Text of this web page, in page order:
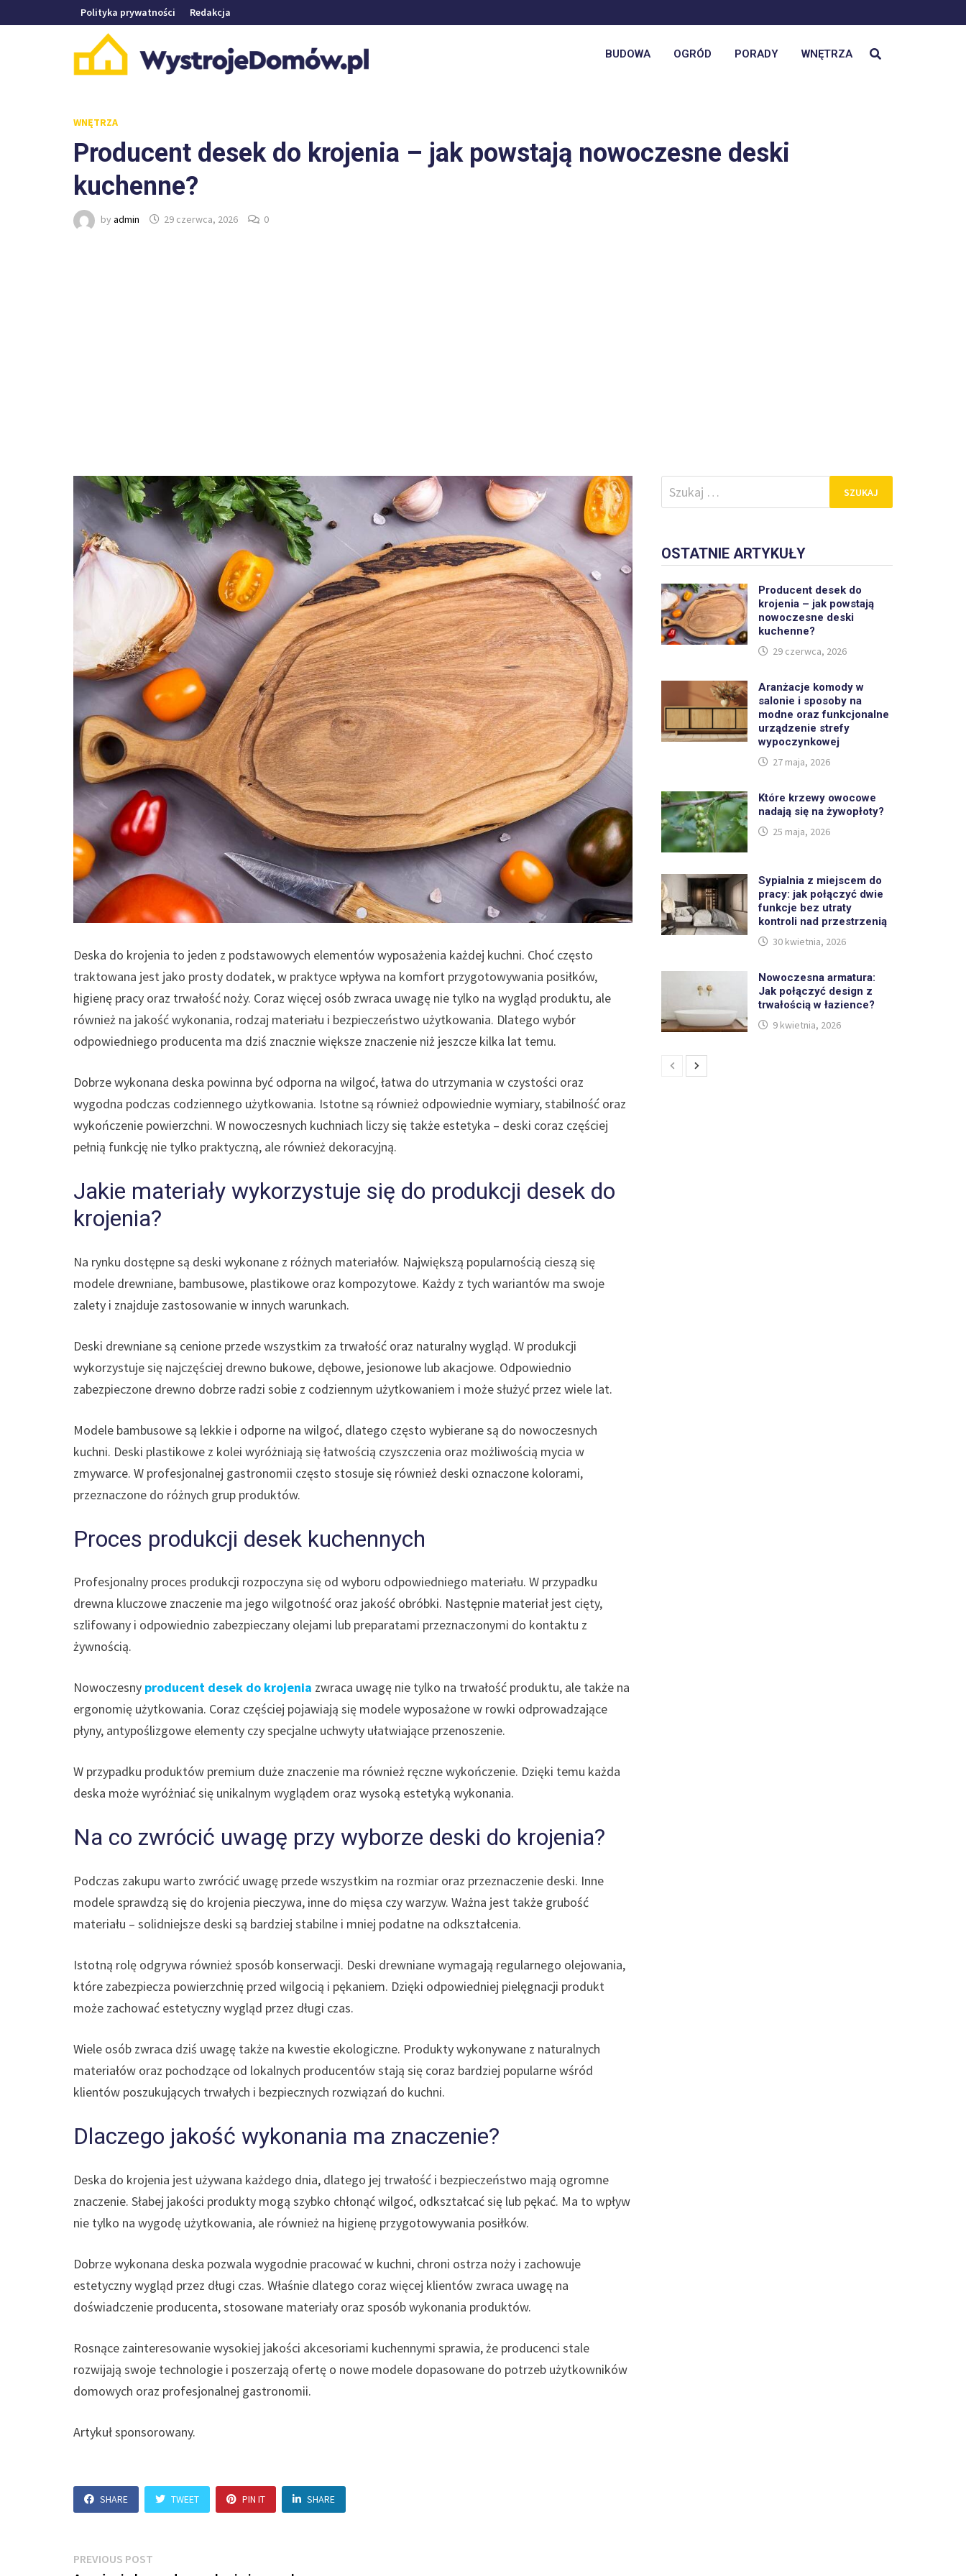
to
Polityka prywatności Redakcja
BUDOWA OGRÓD PORADY WNĘTRZA
WNĘTRZA
Producent desek do krojenia – jak powstają nowoczesne deski
kuchenne?
by admin 29 czerwca, 2026 0
Deska do krojenia to jeden z podstawowych elementów wyposażenia każdej kuchni. Choć często
traktowana jest jako prosty dodatek, w praktyce wpływa na komfort przygotowywania posiłków,
higienę pracy oraz trwałość noży. Coraz więcej osób zwraca uwagę nie tylko na wygląd produktu, ale
również na jakość wykonania, rodzaj materiału i bezpieczeństwo użytkowania. Dlatego wybór
odpowiedniego producenta ma dziś znacznie większe znaczenie niż jeszcze kilka lat temu.
Dobrze wykonana deska powinna być odporna na wilgoć, łatwa do utrzymania w czystości oraz
wygodna podczas codziennego użytkowania. Istotne są również odpowiednie wymiary, stabilność oraz
wykończenie powierzchni. W nowoczesnych kuchniach liczy się także estetyka – deski coraz częściej
pełnią funkcję nie tylko praktyczną, ale również dekoracyjną.
Jakie materiały wykorzystuje się do produkcji desek do
krojenia?
Na rynku dostępne są deski wykonane z różnych materiałów. Największą popularnością cieszą się
modele drewniane, bambusowe, plastikowe oraz kompozytowe. Każdy z tych wariantów ma swoje
zalety i znajduje zastosowanie w innych warunkach.
Deski drewniane są cenione przede wszystkim za trwałość oraz naturalny wygląd. W produkcji
wykorzystuje się najczęściej drewno bukowe, dębowe, jesionowe lub akacjowe. Odpowiednio
zabezpieczone drewno dobrze radzi sobie z codziennym użytkowaniem i może służyć przez wiele lat.
Modele bambusowe są lekkie i odporne na wilgoć, dlatego często wybierane są do nowoczesnych
kuchni. Deski plastikowe z kolei wyróżniają się łatwością czyszczenia oraz możliwością mycia w
zmywarce. W profesjonalnej gastronomii często stosuje się również deski oznaczone kolorami,
przeznaczone do różnych grup produktów.
Proces produkcji desek kuchennych
Profesjonalny proces produkcji rozpoczyna się od wyboru odpowiedniego materiału. W przypadku
drewna kluczowe znaczenie ma jego wilgotność oraz jakość obróbki. Następnie materiał jest cięty,
szlifowany i odpowiednio zabezpieczany olejami lub preparatami przeznaczonymi do kontaktu z
żywnością.
Nowoczesny producent desek do krojenia zwraca uwagę nie tylko na trwałość produktu, ale także na
ergonomię użytkowania. Coraz częściej pojawiają się modele wyposażone w rowki odprowadzające
płyny, antypoślizgowe elementy czy specjalne uchwyty ułatwiające przenoszenie.
W przypadku produktów premium duże znaczenie ma również ręczne wykończenie. Dzięki temu każda
deska może wyróżniać się unikalnym wyglądem oraz wysoką estetyką wykonania.
Na co zwrócić uwagę przy wyborze deski do krojenia?
Podczas zakupu warto zwrócić uwagę przede wszystkim na rozmiar oraz przeznaczenie deski. Inne
modele sprawdzą się do krojenia pieczywa, inne do mięsa czy warzyw. Ważna jest także grubość
materiału – solidniejsze deski są bardziej stabilne i mniej podatne na odkształcenia.
Istotną rolę odgrywa również sposób konserwacji. Deski drewniane wymagają regularnego olejowania,
które zabezpiecza powierzchnię przed wilgocią i pękaniem. Dzięki odpowiedniej pielęgnacji produkt
może zachować estetyczny wygląd przez długi czas.
Wiele osób zwraca dziś uwagę także na kwestie ekologiczne. Produkty wykonywane z naturalnych
materiałów oraz pochodzące od lokalnych producentów stają się coraz bardziej popularne wśród
klientów poszukujących trwałych i bezpiecznych rozwiązań do kuchni.
Dlaczego jakość wykonania ma znaczenie?
Deska do krojenia jest używana każdego dnia, dlatego jej trwałość i bezpieczeństwo mają ogromne
znaczenie. Słabej jakości produkty mogą szybko chłonąć wilgoć, odkształcać się lub pękać. Ma to wpływ
nie tylko na wygodę użytkowania, ale również na higienę przygotowywania posiłków.
Dobrze wykonana deska pozwala wygodnie pracować w kuchni, chroni ostrza noży i zachowuje
estetyczny wygląd przez długi czas. Właśnie dlatego coraz więcej klientów zwraca uwagę na
doświadczenie producenta, stosowane materiały oraz sposób wykonania produktów.
Rosnące zainteresowanie wysokiej jakości akcesoriami kuchennymi sprawia, że producenci stale
rozwijają swoje technologie i poszerzają ofertę o nowe modele dopasowane do potrzeb użytkowników
domowych oraz profesjonalnej gastronomii.
Artykuł sponsorowany.
SHARE TWEET PIN IT SHARE
Nawigacja
PREVIOUS POST
Szukaj:
OSTATNIE ARTYKUŁY
Producent desek do
krojenia – jak powstają
nowoczesne deski
kuchenne?
29 czerwca, 2026
Aranżacje komody w
salonie i sposoby na
modne oraz funkcjonalne
urządzenie strefy
wypoczynkowej
27 maja, 2026
Które krzewy owocowe
nadają się na żywopłoty?
25 maja, 2026
Sypialnia z miejscem do
pracy: jak połączyć dwie
funkcje bez utraty
kontroli nad przestrzenią
30 kwietnia, 2026
Nowoczesna armatura:
Jak połączyć design z
trwałością w łazience?
9 kwietnia, 2026